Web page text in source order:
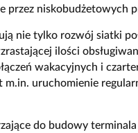
przez niskobudżetowych
nie tylko rozwój siatki
ilości
wakacyjnych i
uruchomienie
do budowy